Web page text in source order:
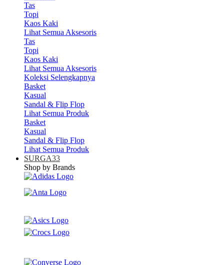
Tas
Topi
Kaos Kaki
Lihat Semua Aksesoris
Tas
Topi
Kaos Kaki
Lihat Semua Aksesoris
Koleksi Selengkapnya
Basket
Kasual
Sandal & Flip Flop
Lihat Semua Produk
Basket
Kasual
Sandal & Flip Flop
Lihat Semua Produk
SURGA33
Shop by Brands